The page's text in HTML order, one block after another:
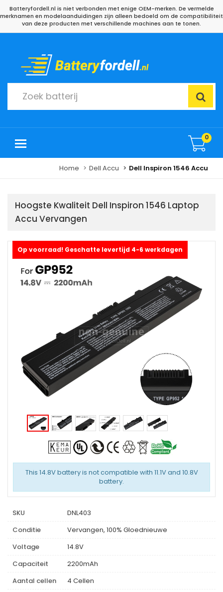
Batteryfordell.nl is niet verbonden met enige OEM-merken. De vermelde
merknamen en modelaanduidingen zijn alleen bedoeld om de compatibiliteit
van deze producten met verschillende machines aan te tonen.
0
Home Dell Accu Dell Inspiron 1546 Accu
Hoogste Kwaliteit Dell Inspiron 1546 Laptop
Accu Vervangen
This 14.8V battery is not compatible with 11.1V and 10.8V
battery.
Op voorraad! Geschatte levertijd 4-6 werkdagen
SKU
DNL403
Conditie
Vervangen, 100% Gloednieuwe
Voltage
14.8V
Capaciteit
2200mAh
Aantal cellen
4 Cellen